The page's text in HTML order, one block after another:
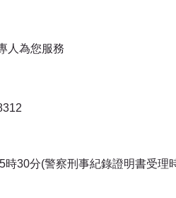
人為您服務
30分(警察刑事紀錄證明書受